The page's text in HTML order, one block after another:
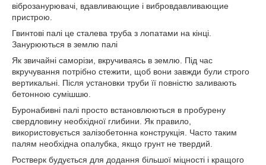
віброзанурювачі, вдавливающие і вибровдавливающие
пристрою.
Гвинтові палі це сталева труба з лопатами на кінці.
Занурюються в землю палі
Як звичайні саморізи, вкручиваясь в землю. Під час
вкручування потрібно стежити, щоб вони завжди були строго
вертикальні. Після установки труби її повністю заливають
бетонною сумішшю.
Буронабивні палі просто встановлюються в пробурену
свердловину необхідної глибини. Як правило,
використовується залізобетонна конструкція. Часто таким
палям необхідна опалубка, якщо грунт не твердий.
Ростверк будується для додання більшої міцності і кращого